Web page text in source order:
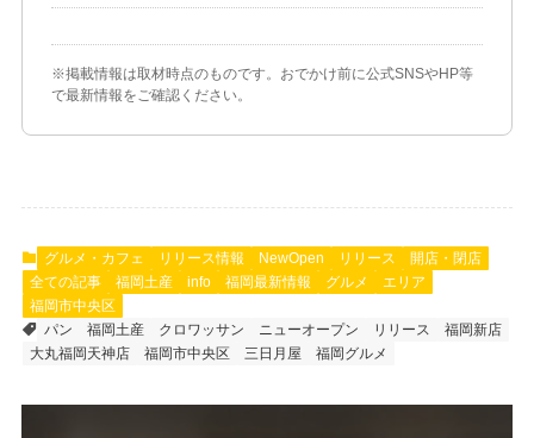
※掲載情報は取材時点のものです。おでかけ前に公式SNSやHP等
で最新情報をご確認ください。
グルメ・カフェ リリース情報 NewOpen リリース
開店・閉店
全ての記事
福岡土産 info 福岡最新情報 グルメ
エリア
福岡市中央区
パン
福岡土産 クロワッサン ニューオープン リリース
福岡新店
大丸福岡天神店
福岡市中央区 三日月屋 福岡グルメ